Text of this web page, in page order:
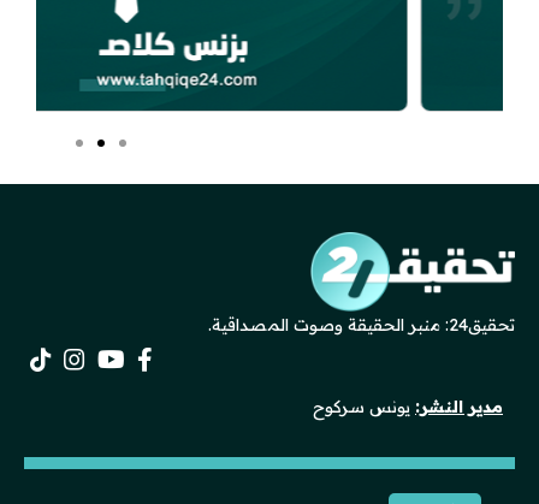
تحقيق24: منبر الحقيقة وصوت المصداقية.
مدير النشر: يونس سركوح